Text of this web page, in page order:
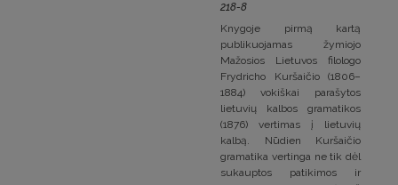
218-8
Knygoje pirmą kartą
publikuojamas žymiojo
Mažosios Lietuvos filologo
Frydricho Kuršaičio (1806–
1884) vokiškai parašytos
lietuvių kalbos gramatikos
(1876) vertimas į lietuvių
kalbą. Nūdien Kuršaičio
gramatika vertinga ne tik dėl
sukauptos patikimos ir